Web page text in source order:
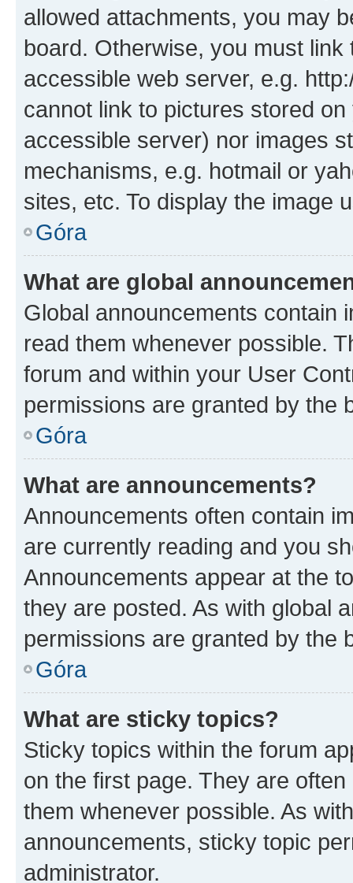
allowed attachments, you may
board. Otherwise, you must
accessible web server, e.g.
cannot link to pictures stored
accessible server) nor images
mechanisms, e.g. hotmail or
sites, etc. To display the image
Góra
What are global
Global announcements contain
read them whenever possible.
forum and within your User
permissions are granted by the
Góra
What are announcements?
Announcements often contain
are currently reading and you
Announcements appear at the
they are posted. As with global
permissions are granted by the
Góra
What are sticky topics?
Sticky topics within the forum
on the first page. They are
them whenever possible. As
announcements, sticky topic
administrator.